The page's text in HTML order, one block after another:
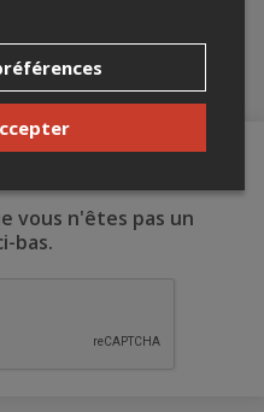
vous n'êtes pas un
bas.